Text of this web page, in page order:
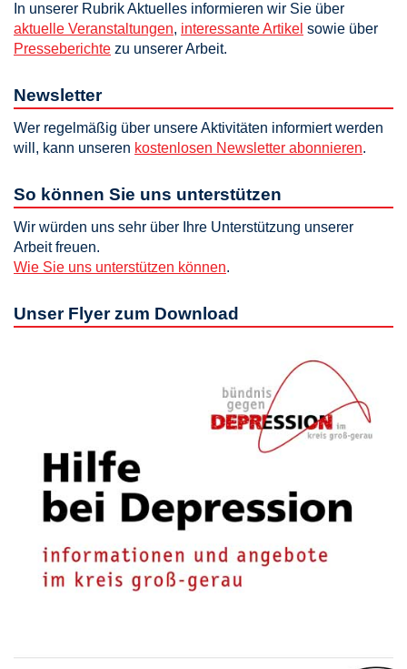
In unserer Rubrik Aktuelles informieren wir Sie über
aktuelle Veranstaltungen, interessante Artikel sowie über
Presseberichte zu unserer Arbeit.
Newsletter
Wer regelmäßig über unsere Aktivitäten informiert werden
will, kann unseren kostenlosen Newsletter abonnieren.
So können Sie uns unterstützen
Wir würden uns sehr über Ihre Unterstützung unserer
Arbeit freuen.
Wie Sie uns unterstützen können.
Unser Flyer zum Download